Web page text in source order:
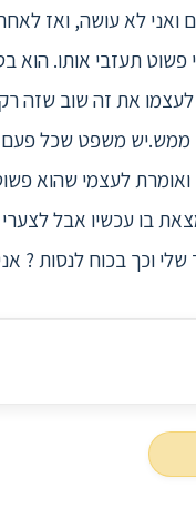
ואני לא עושה, ואז
תעזבי אותו. הוא
את זה שוב שזה
ממש.יש משפט שכל
הוא יהיה שם ולא יעלם ויברח". אז אני עושה
בו עכשיו אבל
וכך בכוח לנסות ?